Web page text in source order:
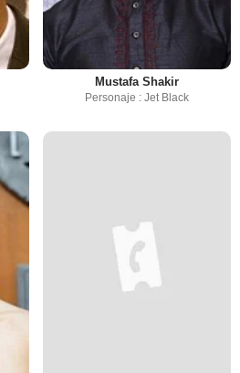
Mustafa Shakir
Personaje : Jet Black